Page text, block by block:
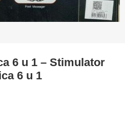
6 u 1 – Stimulator
6 u 1